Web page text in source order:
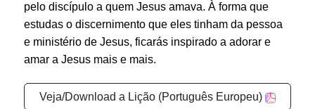
pelo discípulo a quem Jesus amava. À forma que
estudas o discernimento que eles tinham da pessoa
e ministério de Jesus, ficarás inspirado a adorar e
amar a Jesus mais e mais.
Veja/Download a Lição (Português Europeu)